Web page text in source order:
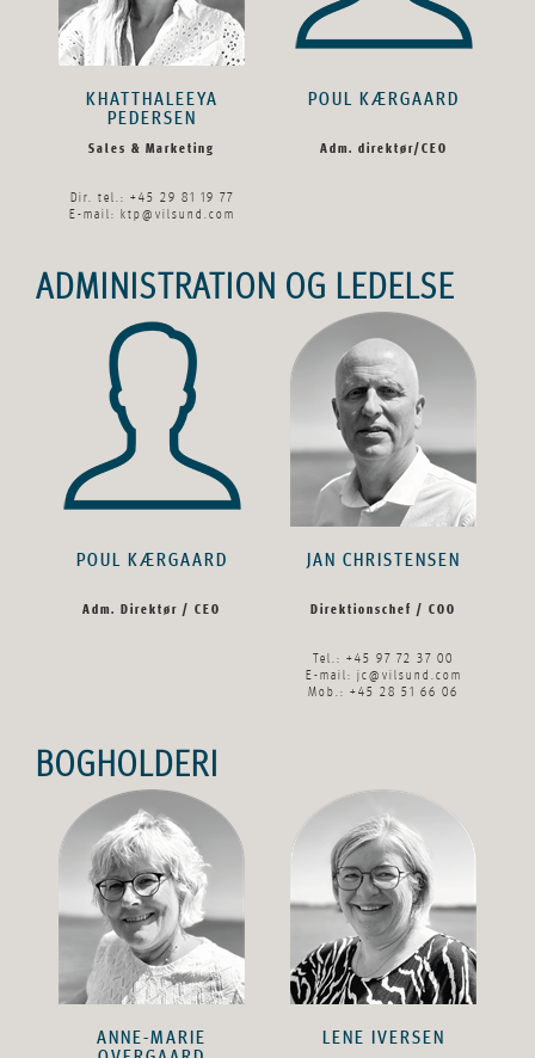
KHATTHALEEYA
PEDERSEN
Sales & Marketing
Dir. tel.: +45 29 81 19 77
E-mail:
ktp@vilsund.com
POUL KÆRGAARD
Adm. direktør/CEO
ADMINISTRATION OG LEDELSE
POUL KÆRGAARD
Adm. Direktør / CEO
JAN CHRISTENSEN
Direktionschef / COO
Tel.: +45 97 72 37 00
E-mail: jc@vilsund.com
Mob.: +45 28 51 66 06
BOGHOLDERI
ANNE-MARIE
LENE IVERSEN